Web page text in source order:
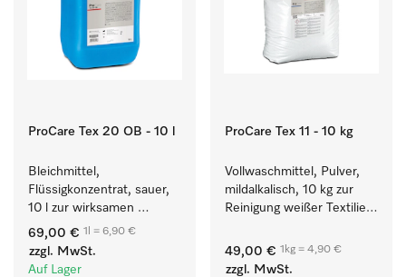
ProCare Tex 20 OB - 10 l
Bleichmittel,
Flüssigkonzentrat, sauer,
10 l zur wirksamen
Entfernung von
hartnäckigen Flecken.
69,00 € 1l = 6,90 €
zzgl. MwSt.
Auf Lager
ProCare Tex 11 - 10 kg
Vollwaschmittel, Pulver,
mildalkalisch, 10 kg zur
Reinigung weißer Textilien
Buntwäsche.
49,00 € 1kg = 4,90 €
zzgl. MwSt.